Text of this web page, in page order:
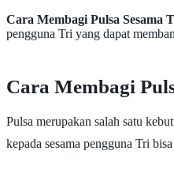
Cara Membagi Pulsa Sesama
pengguna Tri yang dapat
Cara Membagi
Pulsa merupakan salah satu
kepada sesama pengguna Tri